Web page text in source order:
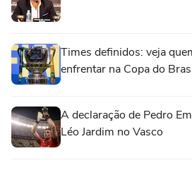
Times definidos: veja
enfrentar na Copa do
A declaração de Pedro
Léo Jardim no Vasco